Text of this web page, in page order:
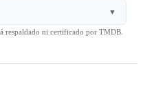
▼
respaldado ni certificado por TMDB.